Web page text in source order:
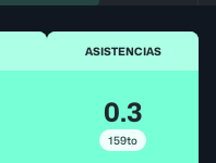
ASISTENCIAS
0.3
159to